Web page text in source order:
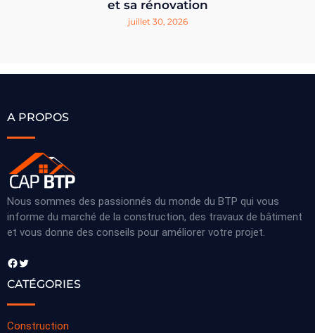
et sa rénovation
juillet 30, 2026
A PROPOS
Nous sommes des passionnés du monde du BTP qui vous
informe du marché de la construction, des travaux de bâtiment
et vous donne des conseils pour améliorer votre projet.
Facebook Twitter
CATÉGORIES
Construction